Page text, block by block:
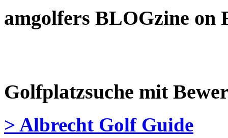
amgolfers BLOGzine on
Golfplatzsuche mit
> Albrecht Golf Guide